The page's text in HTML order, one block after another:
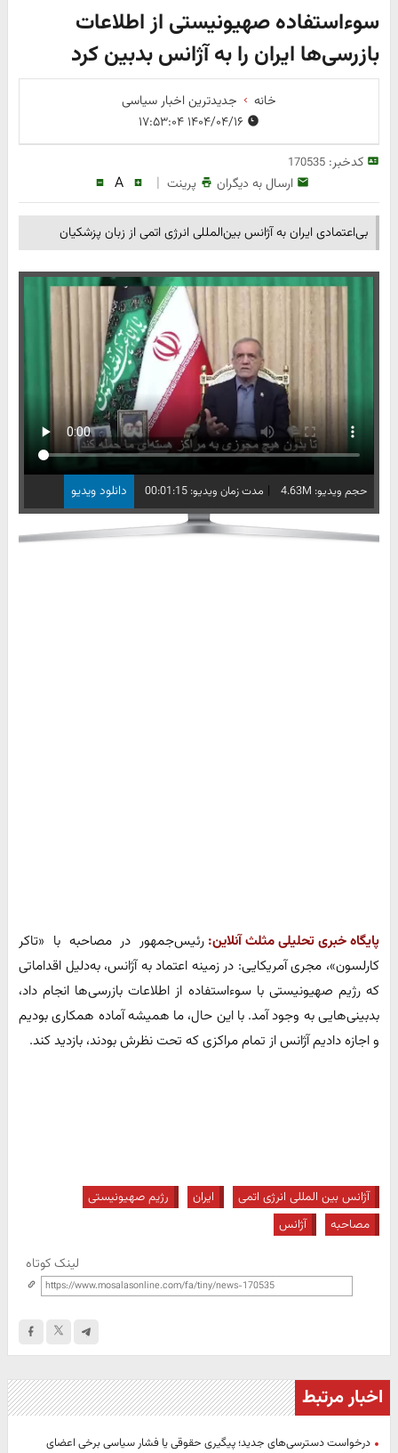
سوءاستفاده صهیونیستی از اطلاعات
بازرسی‌ها ایران را به آژانس بدبین کرد
خانه
جدیدترین اخبار سیاسی
۱۴۰۴/۰۴/۱۶ ۱۷:۵۳:۰۴
کدخبر:170535
ارسال به دیگران پرینت |
A
بی‌اعتمادی ایران به آژانس بین‌المللی انرژی اتمی از زبان پزشکیان
حجم ویدیو: 4.63M | مدت زمان ویدیو: 00:01:15 دانلود ویدیو
پایگاه خبری تحلیلی مثلث آنلاین: رئیس‌جمهور در مصاحبه با «تاکر
کارلسون»، مجری آمریکایی: در زمینه اعتماد به آژانس، به‌دلیل اقداماتی
که رژیم صهیونیستی با سوءاستفاده از اطلاعات بازرسی‌ها انجام داد،
بدبینی‌هایی به وجود آمد. با این حال، ما همیشه آماده همکاری بودیم
و اجازه دادیم آژانس از تمام مراکزی که تحت نظرش بودند، بازدید کند.
آژانس بین المللی انرژی اتمی ایران
رژیم صهیونیستی
مصاحبه
آژانس
لینک کوتاه
اخبار مرتبط
درخواست دسترسی‌های جدید؛ پیگیری حقوقی یا فشار سیاسی برخی اعضای